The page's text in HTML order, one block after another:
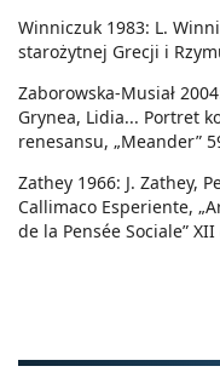
Winniczuk 1983: L.
starożytnej Grecji i
Zaborowska-Musiał
Grynea, Lidia... Portret
renesansu, „Meander”
Zathey 1966: J. Zathey,
Callimaco Esperiente,
de la Pensée Sociale” XII